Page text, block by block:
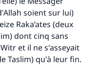
soient sur lui)
Raka’ates (deux
dont cinq sans
et il ne s'asseyait
Taslim) qu'à leur fin.